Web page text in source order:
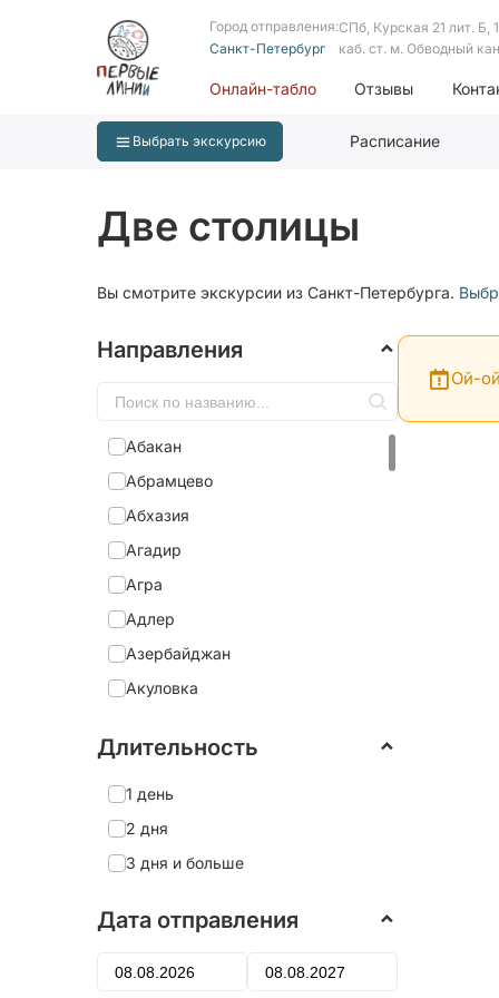
Город отправления:
Санкт-Петербург
СПб, Курская 21 лит. Б, 1
каб. ст. м. Обводный
Онлайн-табло Отзывы
Выбрать экскурсию Расписание
Две столицы
Вы смотрите экскурсии из Санкт-Петербурга.
Направления
Абакан
Абрамцево
Абхазия
Агадир
Агра
Адлер
Азербайджан
Акуловка
Александро-Невская Лавра
Александров
Александровский дворец
Алеховщина
Алтай
Алушта
Длительность
1 день
2 дня
3 дня и больше
Дата отправления
Ой-